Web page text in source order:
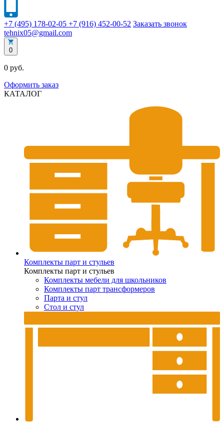
+7 (495) 178-02-05 +7 (916) 452-00-52 Заказать звонок
tehnix05@gmail.com
0
0 руб.
Оформить заказ
КАТАЛОГ
Комплекты парт и стульев
Комплекты парт и стульев
Комплекты мебели для школьников
Комплекты парт трансформеров
Парта и стул
Стол и стул